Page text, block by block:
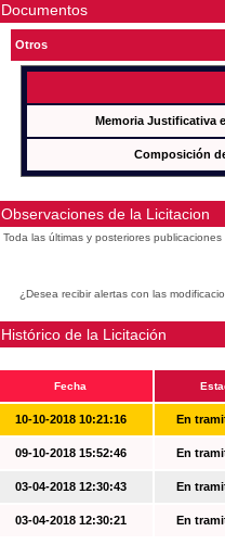
Documentos
Otros
Memoria Justificativa
Composición
Observaciones de la Licitacion
Toda las últimas y posteriores
¿Desea recibir alertas con las
Histórico de la Licitación
Fecha
10-10-2018 10:21:16 En
09-10-2018 15:52:46 En
03-04-2018 12:30:43 En
03-04-2018 12:30:21 En